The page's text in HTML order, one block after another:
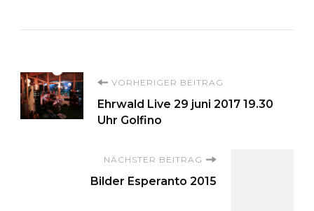
Beitragsnavigation
VORHERIGER BEITRAG
Ehrwald Live 29 juni 2017 19.30
Uhr Golfino
NÄCHSTER BEITRAG
Bilder Esperanto 2015